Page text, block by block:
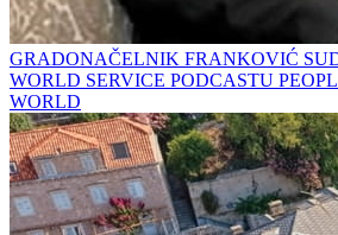
GRADONAČELNIK FRANKOVIĆ
WORLD SERVICE PODCASTU
WORLD